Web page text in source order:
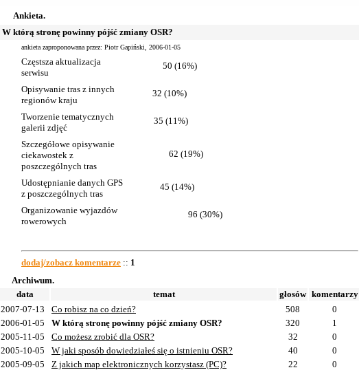
Ankieta.
W którą stronę powinny pójść zmiany OSR?
ankieta zaproponowana przez: Piotr Gapiński, 2006-01-05
Częstsza aktualizacja
serwisu
50 (16%)
Opisywanie tras z innych
regionów kraju
32 (10%)
Tworzenie tematycznych
galerii zdjęć
35 (11%)
Szczegółowe opisywanie
ciekawostek z
poszczególnych tras
62 (19%)
Udostępnianie danych GPS
z poszczególnych tras
45 (14%)
Organizowanie wyjazdów
rowerowych
96 (30%)
dodaj/zobacz komentarze :: 1
Archiwum.
data
temat głosów komentarzy
2007-07-13
Co robisz na co dzień? 508
0
2006-01-05
W którą stronę powinny pójść zmiany OSR? 320
1
2005-11-05
Co możesz zrobić dla OSR? 32
0
2005-10-05
W jaki sposób dowiedziałeś się o istnieniu OSR? 40
0
2005-09-05
Z jakich map elektronicznych korzystasz (PC)? 22
0